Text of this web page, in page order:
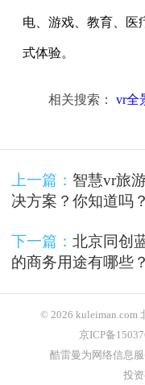
电、游戏、教育、医
式体验。
相关搜索： vr全
上一篇： 智慧vr旅
决方案？你知道吗？
下一篇： 北京同创
的商务用途有哪些？
© 2026 kuleiman.com
京ICP备
酷雷曼为网络信息
投